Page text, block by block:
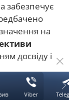
забезпечує
на
досвіду і
Viber